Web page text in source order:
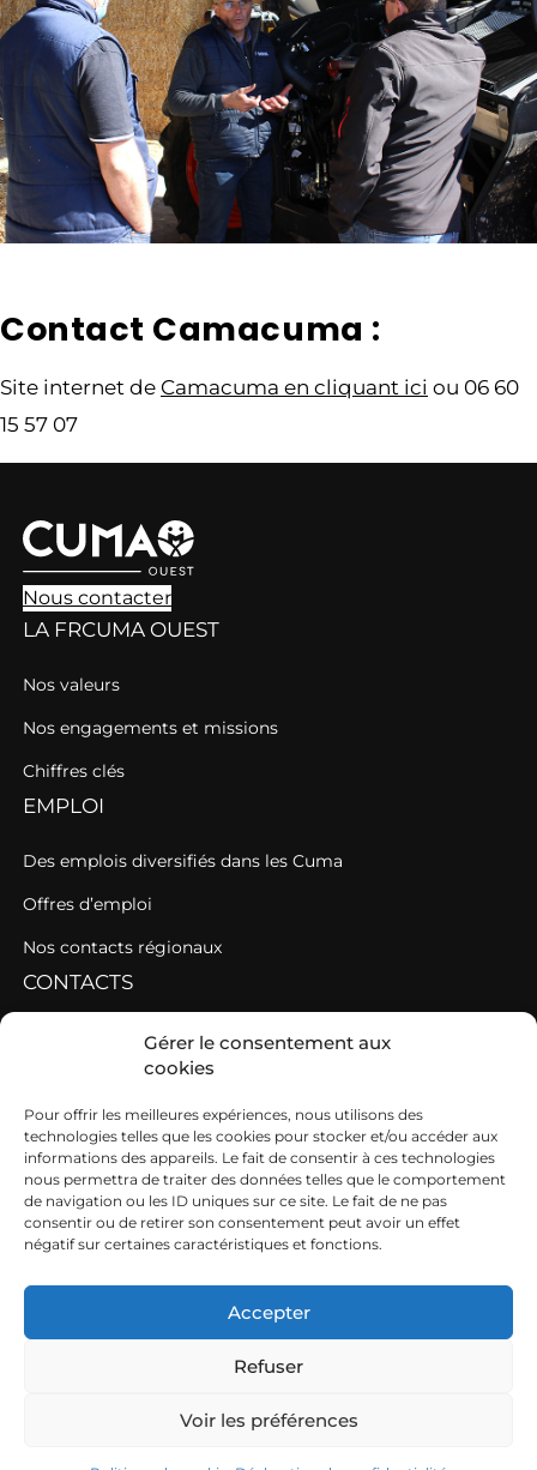
Gérer le consentement aux
cookies
Pour offrir les meilleures expériences, nous utilisons des
technologies telles que les cookies pour stocker et/ou accéder aux
informations des appareils. Le fait de consentir à ces technologies
nous permettra de traiter des données telles que le comportement
de navigation ou les ID uniques sur ce site. Le fait de ne pas
consentir ou de retirer son consentement peut avoir un effet
négatif sur certaines caractéristiques et fonctions.
Accepter
Refuser
Voir les préférences
Contact Camacuma :
Site internet de Camacuma en cliquant ici ou 06 60
15 57 07
Nous contacter
LA FRCUMA OUEST
Nos valeurs
Nos engagements et missions
Chiffres clés
EMPLOI
Des emplois diversifiés dans les Cuma
Offres d’emploi
Nos contacts régionaux
CONTACTS
Contacter une fédération
Contacter les AGC de l’Ouest
SIEGE
19b boulevard Nominoë
35740 PACÉ
02 99 54 63 15
FRCuma Ouest © 2026